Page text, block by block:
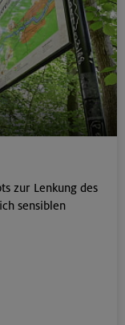
zur Lenkung des
sensiblen